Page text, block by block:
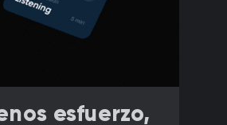
esfuerzo,